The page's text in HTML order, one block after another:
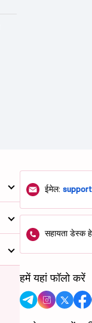
ईमेल:
सहायता डेस्क
हमें यहां फॉलो करें